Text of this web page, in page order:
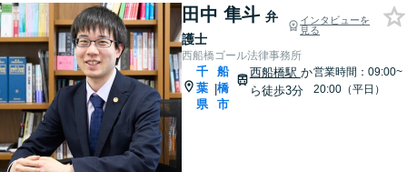
田中 隼斗 弁
護士
インタビューを
見る
西船橋ゴール法律事務所
千
葉
県
|
船
橋
市
西船橋駅 か
ら徒歩3分
営業時間：09:00~
20:00（平日）